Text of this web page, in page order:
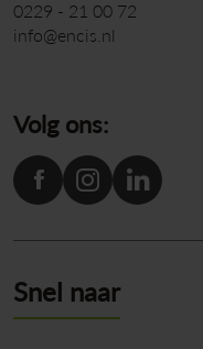
Snel naar
0229 - 21 00 72
info@encis.nl
Volg ons: